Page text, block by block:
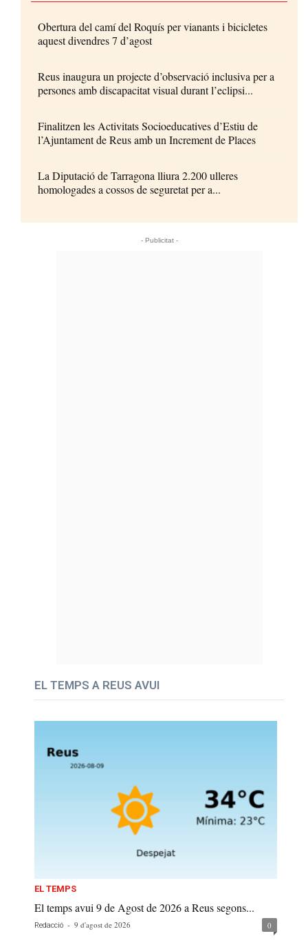
Obertura del camí del Roquís per vianants i bicicletes
aquest divendres 7 d’agost
Reus inaugura un projecte d’observació inclusiva per a
persones amb discapacitat visual durant l’eclipsi...
Finalitzen les Activitats Socioeducatives d’Estiu de
l’Ajuntament de Reus amb un Increment de Places
La Diputació de Tarragona lliura 2.200 ulleres
homologades a cossos de seguretat per a...
- Publicitat -
EL TEMPS A REUS AVUI
EL TEMPS
El temps avui 9 de Agost de 2026 a Reus segons...
Redacció - 9 d'agost de 2026 0